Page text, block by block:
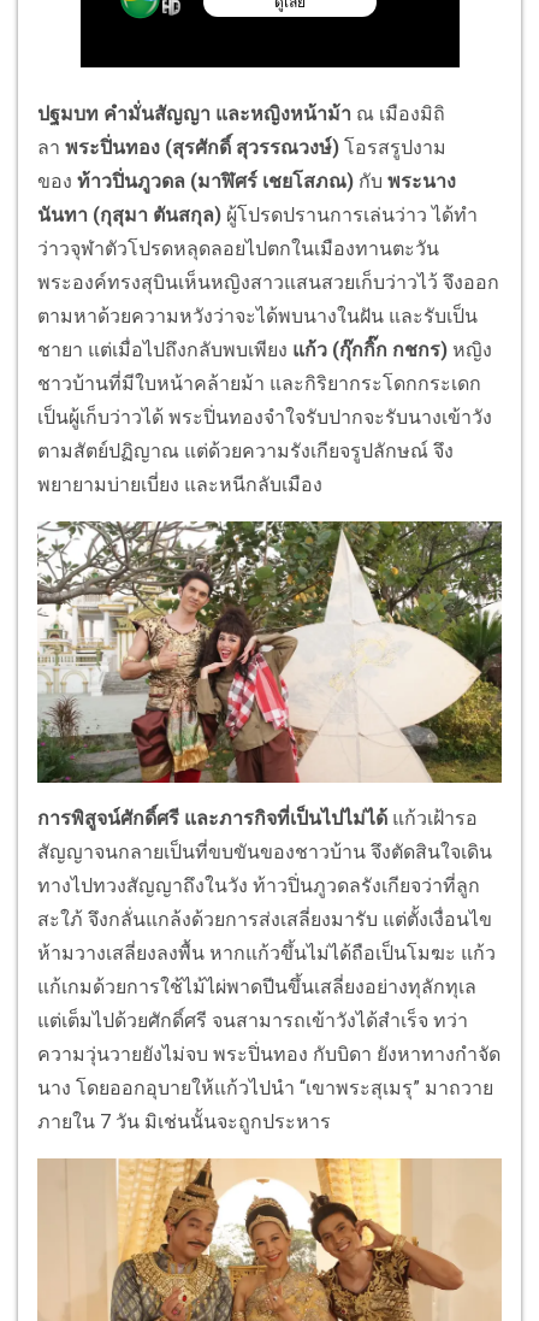
ปฐมบท คำมั่นสัญญา และหญิงหน้าม้า ณ เมืองมิถิ
ลา พระปิ่นทอง (สุรศักดิ์ สุวรรณวงษ์) โอรสรูปงาม
ของ ท้าวปิ่นภูวดล (มาฬิศร์ เชยโสภณ) กับ พระนาง
นันทา (กุสุมา ตันสกุล) ผู้โปรดปรานการเล่นว่าว ได้ทำ
ว่าวจุฬาตัวโปรดหลุดลอยไปตกในเมืองทานตะวัน
พระองค์ทรงสุบินเห็นหญิงสาวแสนสวยเก็บว่าวไว้ จึงออก
ตามหาด้วยความหวังว่าจะได้พบนางในฝัน และรับเป็น
ชายา แต่เมื่อไปถึงกลับพบเพียง แก้ว (กุ๊กกิ๊ก กชกร) หญิง
ชาวบ้านที่มีใบหน้าคล้ายม้า และกิริยากระโดกกระเดก
เป็นผู้เก็บว่าวได้ พระปิ่นทองจำใจรับปากจะรับนางเข้าวัง
ตามสัตย์ปฏิญาณ แต่ด้วยความรังเกียจรูปลักษณ์ จึง
พยายามบ่ายเบี่ยง และหนีกลับเมือง
การพิสูจน์ศักดิ์ศรี และภารกิจที่เป็นไปไม่ได้ แก้วเฝ้ารอ
สัญญาจนกลายเป็นที่ขบขันของชาวบ้าน จึงตัดสินใจเดิน
ทางไปทวงสัญญาถึงในวัง ท้าวปิ่นภูวดลรังเกียจว่าที่ลูก
สะใภ้ จึงกลั่นแกล้งด้วยการส่งเสลี่ยงมารับ แต่ตั้งเงื่อนไข
ห้ามวางเสลี่ยงลงพื้น หากแก้วขึ้นไม่ได้ถือเป็นโมฆะ แก้ว
แก้เกมด้วยการใช้ไม้ไผ่พาดปีนขึ้นเสลี่ยงอย่างทุลักทุเล
แต่เต็มไปด้วยศักดิ์ศรี จนสามารถเข้าวังได้สำเร็จ ทว่า
ความวุ่นวายยังไม่จบ พระปิ่นทอง กับบิดา ยังหาทางกำจัด
นาง โดยออกอุบายให้แก้วไปนำ “เขาพระสุเมรุ” มาถวาย
ภายใน 7 วัน มิเช่นนั้นจะถูกประหาร